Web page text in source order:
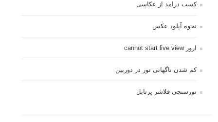
کسب درامد از عکاسی
نحوه آپلود عکس
ارور cannot start live view
کم شدن ناگهانی نور در دوربین
نورسنجی فلاشر پرتابل